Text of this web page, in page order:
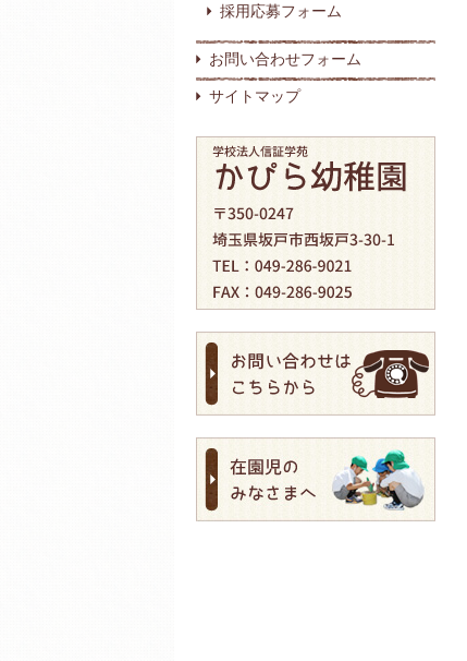
採用応募フォーム
お問い合わせフォーム
サイトマップ